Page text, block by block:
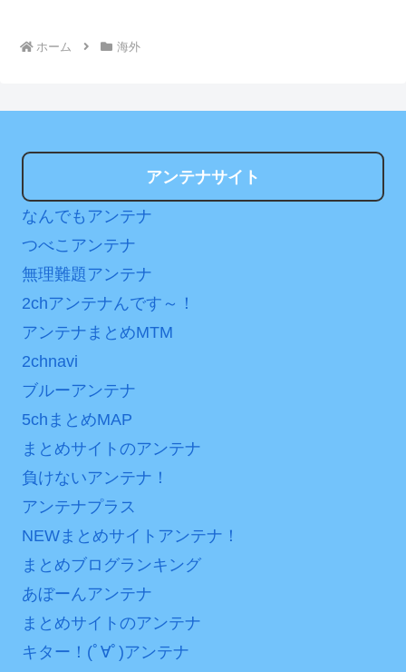
ホーム 海外
アンテナサイト
なんでもアンテナ
つべこアンテナ
無理難題アンテナ
2chアンテナんです～！
アンテナまとめMTM
2chnavi
ブルーアンテナ
5chまとめMAP
まとめサイトのアンテナ
負けないアンテナ！
アンテナプラス
NEWまとめサイトアンテナ！
まとめブログランキング
あぼーんアンテナ
まとめサイトのアンテナ
キター！(ﾟ∀ﾟ)アンテナ